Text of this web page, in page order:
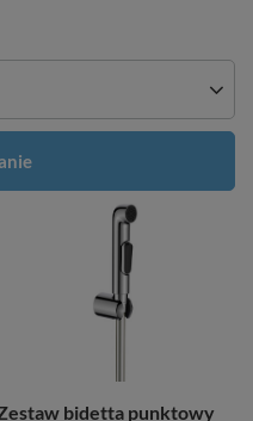
bidetta punktowy